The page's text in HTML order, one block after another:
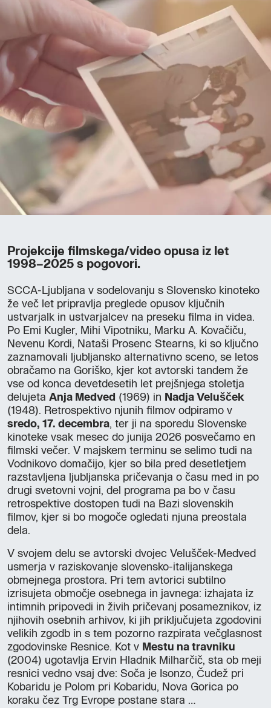
Projekcije filmskega/video opusa iz let
1998–2025 s pogovori.
SCCA-Ljubljana v sodelovanju s Slovensko kinoteko
že več let pripravlja preglede opusov ključnih
ustvarjalk in ustvarjalcev na preseku filma in videa.
Po Emi Kugler, Mihi Vipotniku, Marku A. Kovačiču,
Nevenu Kordi, Nataši Prosenc Stearns, ki so ključno
zaznamovali ljubljansko alternativno sceno, se letos
obračamo na Goriško, kjer kot avtorski tandem že
vse od konca devetdesetih let prejšnjega stoletja
delujeta Anja Medved (1969) in Nadja Velušček
(1948). Retrospektivo njunih filmov odpiramo v
sredo, 17. decembra, ter ji na sporedu Slovenske
kinoteke vsak mesec do junija 2026 posvečamo en
filmski večer. V majskem terminu se selimo tudi na
Vodnikovo domačijo, kjer so bila pred desetletjem
razstavljena ljubljanska pričevanja o času med in po
drugi svetovni vojni, del programa pa bo v času
retrospektive dostopen tudi na Bazi slovenskih
filmov, kjer si bo mogoče ogledati njuna preostala
dela.
V svojem delu se avtorski dvojec Velušček-Medved
usmerja v raziskovanje slovensko-italijanskega
obmejnega prostora. Pri tem avtorici subtilno
izrisujeta območje osebnega in javnega: izhajata iz
intimnih pripovedi in živih pričevanj posameznikov, iz
njihovih osebnih arhivov, ki jih priključujeta zgodovini
velikih zgodb in s tem pozorno razpirata večglasnost
zgodovinske Resnice. Kot v Mestu na travniku
(2004) ugotavlja Ervin Hladnik Milharčič, sta ob meji
resnici vedno vsaj dve: Soča je Isonzo, Čudež pri
Kobaridu je Polom pri Kobaridu, Nova Gorica po
koraku čez Trg Evrope postane stara …